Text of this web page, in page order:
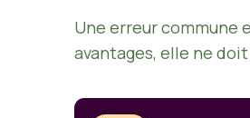
Une erreur commune
avantages, elle ne